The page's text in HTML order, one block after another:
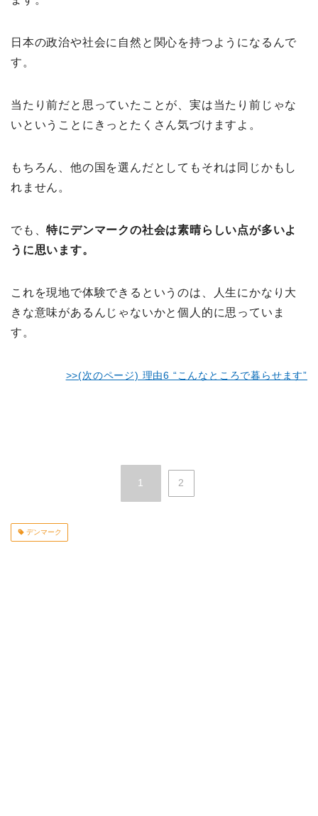
日本の政治や社会に自然と関心を持つようになるんで
す。
当たり前だと思っていたことが、実は当たり前じゃな
いということにきっとたくさん気づけますよ。
もちろん、他の国を選んだとしてもそれは同じかもし
れません。
でも、特にデンマークの社会は素晴らしい点が多いよ
うに思います。
これを現地で体験できるというのは、人生にかなり大
きな意味があるんじゃないかと個人的に思っていま
す。
>>(次のページ) 理由6 “こんなところで暮らせます”
1 2
デンマーク